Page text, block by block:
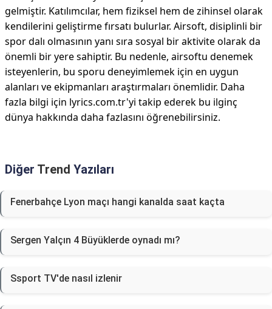
gelmiştir. Katılımcılar, hem fiziksel hem de zihinsel olarak
kendilerini geliştirme fırsatı bulurlar. Airsoft, disiplinli bir
spor dalı olmasının yanı sıra sosyal bir aktivite olarak da
önemli bir yere sahiptir. Bu nedenle, airsoftu denemek
isteyenlerin, bu sporu deneyimlemek için en uygun
alanları ve ekipmanları araştırmaları önemlidir. Daha
fazla bilgi için lyrics.com.tr'yi takip ederek bu ilginç
dünya hakkında daha fazlasını öğrenebilirsiniz.
Diğer Trend Yazıları
Fenerbahçe Lyon maçı hangi kanalda saat kaçta
Sergen Yalçın 4 Büyüklerde oynadı mı?
Ssport TV'de nasıl izlenir